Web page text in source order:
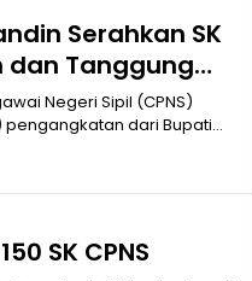
Serahkan SK
dan Tanggung
pengangkatan dari Bupati
SK CPNS